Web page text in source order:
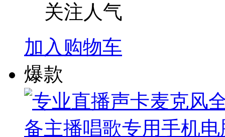
关注人气
加入购物车
爆款